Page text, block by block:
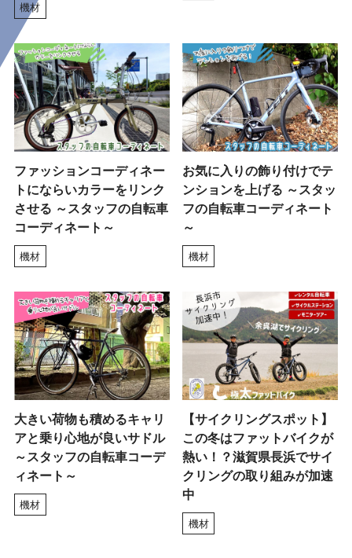
機材
ファッションコーディネー
トにならいカラーをリンク
させる ～スタッフの自転車
コーディネート～
機材
お気に入りの飾り付けでテ
ンションを上げる ～スタッ
フの自転車コーディネート
～
機材
大きい荷物も積めるキャリ
アと乗り心地が良いサドル
～スタッフの自転車コーデ
ィネート～
機材
【サイクリングスポット】
この冬はファットバイクが
熱い！？滋賀県長浜でサイ
クリングの取り組みが加速
中
機材